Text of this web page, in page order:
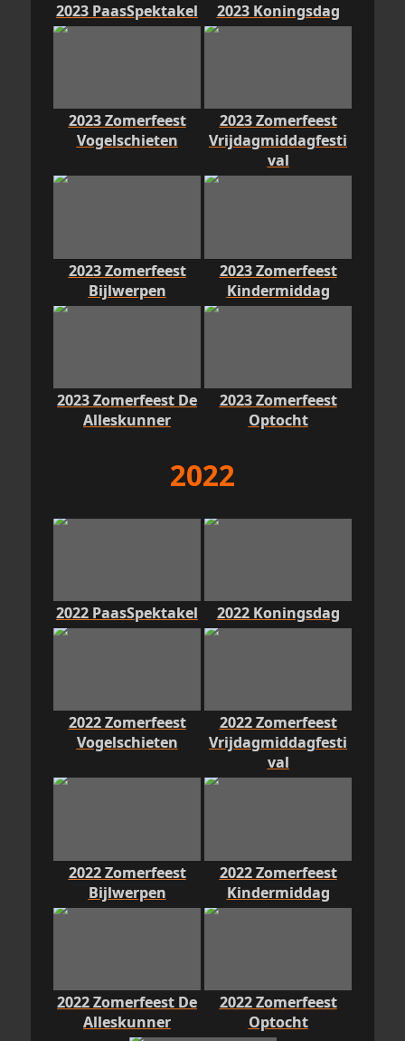
2023 PaasSpektakel 2023 Koningsdag
2023 Zomerfeest
Vogelschieten
2023 Zomerfeest
Vrijdagmiddagfesti
val
2023 Zomerfeest
Bijlwerpen
2023 Zomerfeest
Kindermiddag
2023 Zomerfeest De
Alleskunner
2023 Zomerfeest
Optocht
2022
2022 PaasSpektakel 2022 Koningsdag
2022 Zomerfeest
Vogelschieten
2022 Zomerfeest
Vrijdagmiddagfesti
val
2022 Zomerfeest
Bijlwerpen
2022 Zomerfeest
Kindermiddag
2022 Zomerfeest De
Alleskunner
2022 Zomerfeest
Optocht